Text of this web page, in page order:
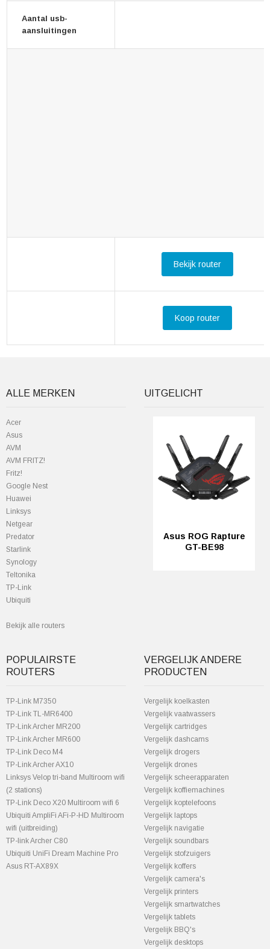
Aantal usb-
aansluitingen
Bekijk router
Koop router
ALLE MERKEN
Acer
Asus
AVM
AVM FRITZ!
Fritz!
Google Nest
Huawei
Linksys
Netgear
Predator
StarIink
Synology
Teltonika
TP-Link
Ubiquiti
Bekijk alle routers
UITGELICHT
Asus ROG Rapture
GT-BE98
POPULAIRSTE
ROUTERS
TP-Link M7350
TP-Link TL-MR6400
TP-Link Archer MR200
TP-Link Archer MR600
TP-Link Deco M4
TP-Link Archer AX10
Linksys Velop tri-band Multiroom wifi
(2 stations)
TP-Link Deco X20 Multiroom wifi 6
Ubiquiti AmpliFi AFi-P-HD Multiroom
wifi (uitbreiding)
TP-link Archer C80
Ubiquiti UniFi Dream Machine Pro
Asus RT-AX89X
VERGELIJK ANDERE
PRODUCTEN
Vergelijk koelkasten
Vergelijk vaatwassers
Vergelijk cartridges
Vergelijk dashcams
Vergelijk drogers
Vergelijk drones
Vergelijk scheerapparaten
Vergelijk koffiemachines
Vergelijk koptelefoons
Vergelijk laptops
Vergelijk navigatie
Vergelijk soundbars
Vergelijk stofzuigers
Vergelijk koffers
Vergelijk camera's
Vergelijk printers
Vergelijk smartwatches
Vergelijk tablets
Vergelijk BBQ's
Vergelijk desktops